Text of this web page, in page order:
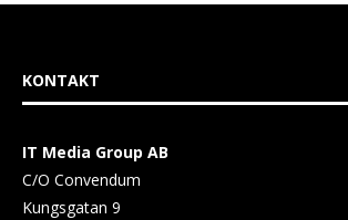
KONTAKT
IT Media Group AB
C/O Convendum
Kungsgatan 9